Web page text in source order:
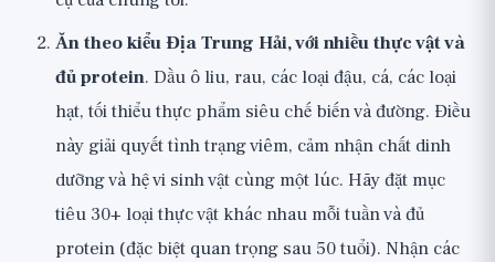
Ăn theo kiểu Địa Trung Hải, với nhiều thực vật và
đủ protein. Dầu ô liu, rau, các loại đậu, cá, các loại
hạt, tối thiểu thực phẩm siêu chế biến và đường. Điều
này giải quyết tình trạng viêm, cảm nhận chất dinh
dưỡng và hệ vi sinh vật cùng một lúc. Hãy đặt mục
tiêu 30+ loại thực vật khác nhau mỗi tuần và đủ
protein (đặc biệt quan trọng sau 50 tuổi). Nhận các